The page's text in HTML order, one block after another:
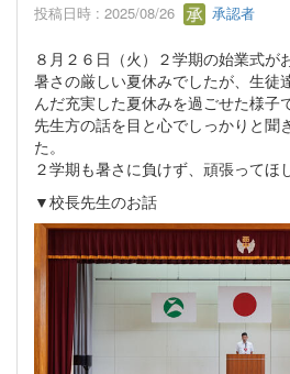
投稿日時 : 2025/08/26 承認者
８月２６日（火）２学期の始業式が
暑さの厳しい夏休みでしたが、生徒
んだ充実した夏休みを過ごせた様子
先生方の話を目と心でしっかりと聞
た。
２学期も暑さに負けず、頑張ってほ
▼校長先生のお話